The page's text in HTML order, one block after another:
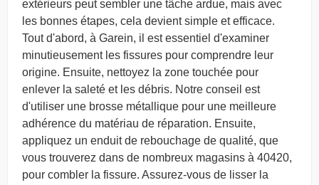
extérieurs peut sembler une tâche ardue, mais avec
les bonnes étapes, cela devient simple et efficace.
Tout d'abord, à Garein, il est essentiel d'examiner
minutieusement les fissures pour comprendre leur
origine. Ensuite, nettoyez la zone touchée pour
enlever la saleté et les débris. Notre conseil est
d'utiliser une brosse métallique pour une meilleure
adhérence du matériau de réparation. Ensuite,
appliquez un enduit de rebouchage de qualité, que
vous trouverez dans de nombreux magasins à 40420,
pour combler la fissure. Assurez-vous de lisser la